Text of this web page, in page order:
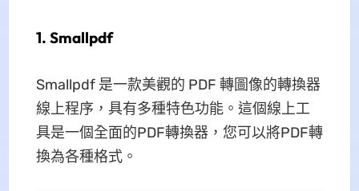
1. Smallpdf
Smallpdf 是一款美觀的 PDF 轉圖像的轉換器
線上程序，具有多種特色功能。這個線上工
具是一個全面的PDF轉換器，您可以將PDF轉
換為各種格式。